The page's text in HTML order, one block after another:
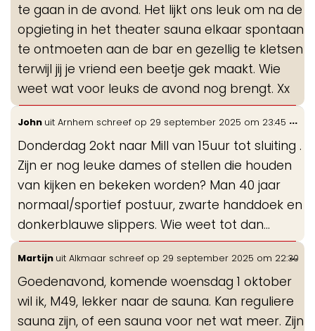
te gaan in de avond. Het lijkt ons leuk om na de
opgieting in het theater sauna elkaar spontaan
te ontmoeten aan de bar en gezellig te kletsen
terwijl jij je vriend een beetje gek maakt. Wie
weet wat voor leuks de avond nog brengt. Xx
John uit Arnhem schreef op 29 september 2025 om 23:45
Donderdag 2okt naar Mill van 15uur tot sluiting .
Zijn er nog leuke dames of stellen die houden
van kijken en bekeken worden? Man 40 jaar
normaal/sportief postuur, zwarte handdoek en
donkerblauwe slippers. Wie weet tot dan…
...
Martijn uit Alkmaar schreef op 29 september 2025 om 22:30
Goedenavond, komende woensdag 1 oktober
wil ik, M49, lekker naar de sauna. Kan reguliere
sauna zijn, of een sauna voor net wat meer. Zijn
...